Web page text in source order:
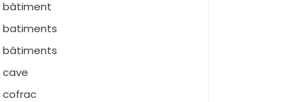
bâtiment
batiments
bâtiments
cave
cofrac